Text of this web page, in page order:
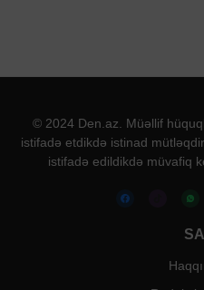
© 2024 Den.az. Müəllif
istifadə etdikdə istinad
istifadə edildikdə müvafiq